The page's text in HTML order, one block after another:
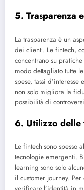
5. Trasparenza
La trasparenza è un
dei clienti. Le fintech,
concentrano su
modo dettagliato tutte
spese, tassi
non solo migliora la
possibilità di
6. Utilizzo delle
Le fintech sono spesso
tecnologie emergenti.
learning sono solo
il customer journey. Per